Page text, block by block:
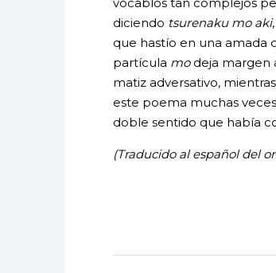
diciendo tsurenaku mo aki
que hastío en una amada
partícula modeja margen
matiz adversativo,
este poema muchas
doble sentido que había
(Traducido al español del